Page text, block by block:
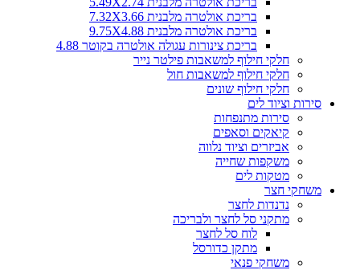
בריכת אולטרה מלבנית 7.32X3.66
בריכת אולטרה מלבנית 9.75X4.88
בריכת צינורות עגולה אולטרה בקוטר 4.88
חלקי חילוף למשאבות פילטר נייר
חלקי חילוף למשאבות חול
חלקי חילוף שונים
סירות וציוד לים
סירות מתנפחות
קיאקים וסאפים
אביזרים וציוד נלווה
משקפות שחייה
מטקות לים
משחקי חצר
נדנדות לחצר
מתקני סל לחצר ולבריכה
לוח סל לחצר
מתקן כדורסל
משחקי פנאי